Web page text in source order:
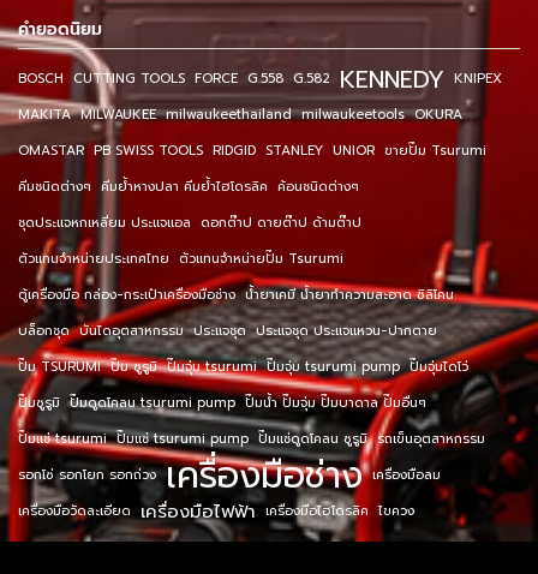
คำยอดนิยม
BOSCH CUTTING TOOLS FORCE G.558 G.582 KENNEDY KNIPEX
MAKITA MILWAUKEE milwaukeethailand milwaukeetools OKURA
OMASTAR PB SWISS TOOLS RIDGID STANLEY UNIOR ขายปั๊ม Tsurumi
คีมชนิดต่างๆ คีมย้ำหางปลา คีมย้ำไฮโดรลิค ค้อนชนิดต่างๆ
ชุดประแจหกเหลี่ยม ประแจแอล ดอกต๊าป ดายต๊าป ด้ามต๊าป
ตัวแทนจำหน่ายประเทศไทย ตัวแทนจำหน่ายปั๊ม Tsurumi
ตู้เครื่องมือ กล่อง-กระเป๋าเครื่องมือช่าง น้ำยาเคมี น้ำยาทำความสะอาด ซิลิโคน
บล็อกชุด บันไดอุตสาหกรรม ประแจชุด ประแจชุด ประแจแหวน-ปากตาย
ปั๊ม TSURUMI ปั๊ม ซูรูมิ ปั๊มจุ่ม tsurumi ปั๊มจุ่ม tsurumi pump ปั๊มจุ่มไดโว่
ปั๊มซูรูมิ ปั๊มดูดโคลน tsurumi pump ปั๊มน้ำ ปั๊มจุ่ม ปั๊มบาดาล ปั๊มอื่นๆ
ปั๊มแช่ tsurumi ปั๊มแช่ tsurumi pump ปั๊มแช่ดูดโคลน ซูรูมิ รถเข็นอุตสาหกรรม
รอกโซ่ รอกโยก รอกถ่วง เครื่องมือช่าง เครื่องมือลม
เครื่องมือวัดละเอียด เครื่องมือไฟฟ้า เครื่องมือไฮโดรลิค ไขควง